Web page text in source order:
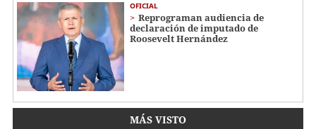
OFICIAL
Reprograman audiencia de
declaración de imputado de
Roosevelt Hernández
MÁS VISTO